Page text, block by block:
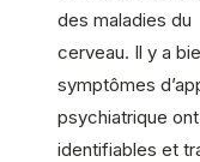
des maladies du
cerveau. Il y a
symptômes
psychiatrique
identifiables et